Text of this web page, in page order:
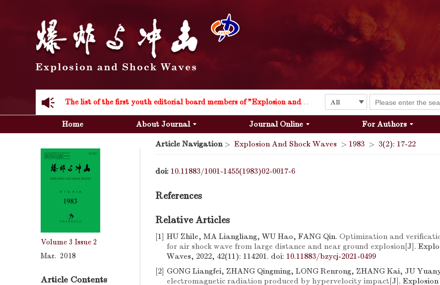
The list of the first youth editorial board members of "Explosion and Shock Waves"
Explosion and Shock Waves is in the 6th edition of the list of S&T Journals of China
Acknowledgement to all the peer reviewers 2024
Home About Journal Journal Online For Authors
Volume 3 Issue 2
Mar. 2018
Article Contents
Article Navigation> Explosion And Shock Waves > 1983 > 3(2): 17-22
doi: 10.11883/1001-1455(1983)02-0017-6
References
Relative Articles
[1] HU Zhile, MA Liangliang, WU Hao, FANG Qin. Optimization and
for air shock wave from large distance and near ground explosion[J].
Waves, 2022, 42(11): 114201. doi: 10.11883/bzycj-2021-0499
[2] GONG Liangfei, ZHANG Qingming, LONG Renrong, ZHANG Kai, JU
electromagnetic radiation produced by hypervelocity impact[J].